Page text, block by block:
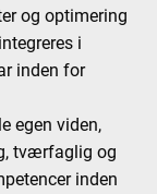
og optimering
i
inden for
egen viden,
tværfaglig og
inden